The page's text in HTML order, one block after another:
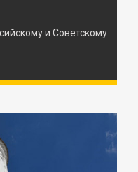
и Советскому